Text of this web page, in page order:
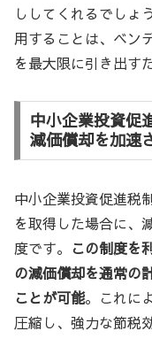
ししてくれるでしょ
用することは、ベン
を最大限に引き出す
中小企業投資促
減価償却を加速
中小企業投資促進税
を取得した場合に、
度です。 この制度を
の減価償却を通常の
ことが可能。これに
圧縮し、強力な節税